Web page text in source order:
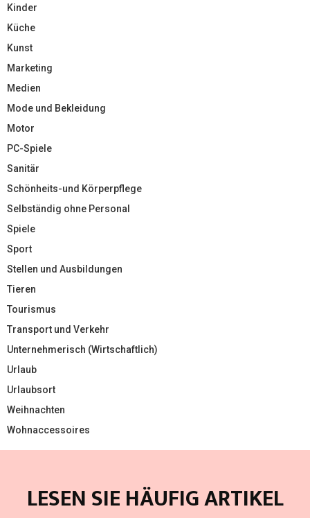
Kinder
Küche
Kunst
Marketing
Medien
Mode und Bekleidung
Motor
PC-Spiele
Sanitär
Schönheits-und Körperpflege
Selbständig ohne Personal
Spiele
Sport
Stellen und Ausbildungen
Tieren
Tourismus
Transport und Verkehr
Unternehmerisch (Wirtschaftlich)
Urlaub
Urlaubsort
Weihnachten
Wohnaccessoires
LESEN SIE HÄUFIG ARTIKEL